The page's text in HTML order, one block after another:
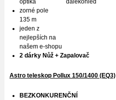
optika
zorné pole
135 m
jeden z
nejlepších na
našem e-shopu
2 dárky Nůž + Zapalovač
Astro teleskop Pollux 150/1400 (EQ3)
BEZKONKURENČNÍ